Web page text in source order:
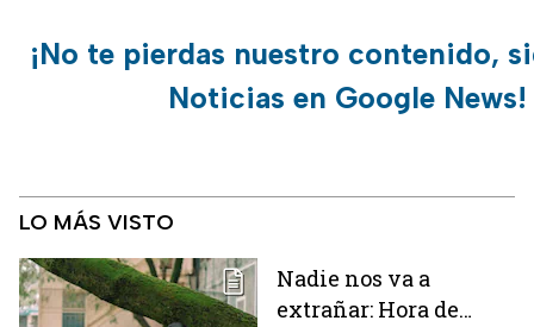
¡No te pierdas nuestro contenido,
Noticias en Google News!
LO MÁS VISTO
Nadie nos va a
extrañar: Hora de